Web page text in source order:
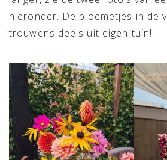
hieronder. De bloemetjes in de
trouwens deels uit eigen tuin!